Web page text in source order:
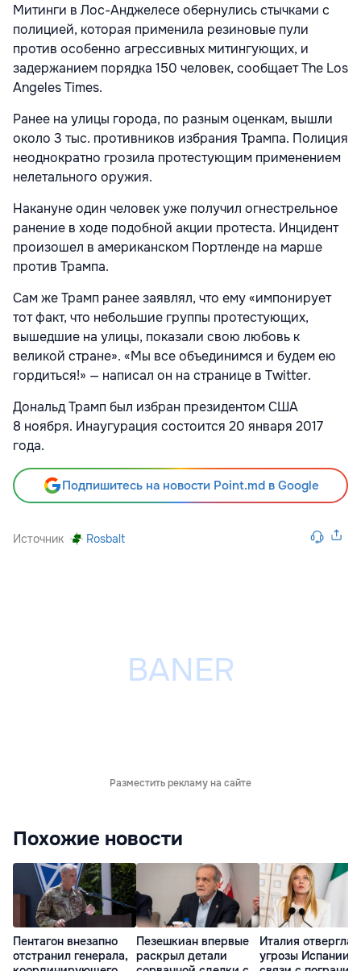
Митинги в Лос-Анджелесе обернулись стычками с
полицией, которая применила резиновые пули
против особенно агрессивных митингующих, и
задержанием порядка 150 человек, сообщает The Los
Angeles Times.
Ранее на улицы города, по разным оценкам, вышли
около 3 тыс. противников избрания Трампа. Полиция
неоднократно грозила протестующим применением
нелетального оружия.
Накануне один человек уже получил огнестрельное
ранение в ходе подобной акции протеста. Инцидент
произошел в американском Портленде на марше
против Трампа.
Сам же Трамп ранее заявлял, что ему «импонирует
тот факт, что небольшие группы протестующих,
вышедшие на улицы, показали свою любовь к
великой стране». «Мы все объединимся и будем ею
гордиться!» — написал он на странице в Twitter.
Дональд Трамп был избран президентом США
8 ноября. Инаугурация состоится 20 января 2017
года.
Подпишитесь на новости Point.md в Google
Источник Rosbalt
Разместить рекламу на сайте
Похожие новости
Пентагон внезапно
отстранил генерала,
Пезешкиан впервые
раскрыл детали
Италия отвергла
угрозы Испании в